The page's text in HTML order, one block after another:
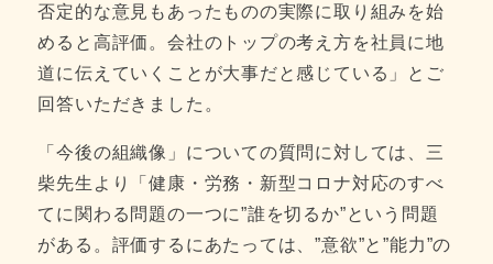
否定的な意見もあったものの実際に取り組みを始
めると高評価。会社のトップの考え方を社員に地
道に伝えていくことが大事だと感じている」とご
回答いただきました。
「今後の組織像」についての質問に対しては、三
柴先生より「健康・労務・新型コロナ対応のすべ
てに関わる問題の一つに”誰を切るか”という問題
がある。評価するにあたっては、”意欲”と”能力”の